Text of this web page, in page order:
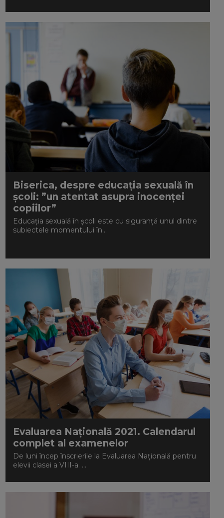
Biserica, despre educaţia sexuală în
şcoli: ”un atentat asupra inocenţei
copiilor”
Educația sexuală în școli este cu siguranță unul dintre
subiectele momentului în...
Evaluarea Națională 2021. Calendarul
complet al examenelor
De luni încep înscrierile la Evaluarea Națională pentru
elevii clasei a VIII-a. ...